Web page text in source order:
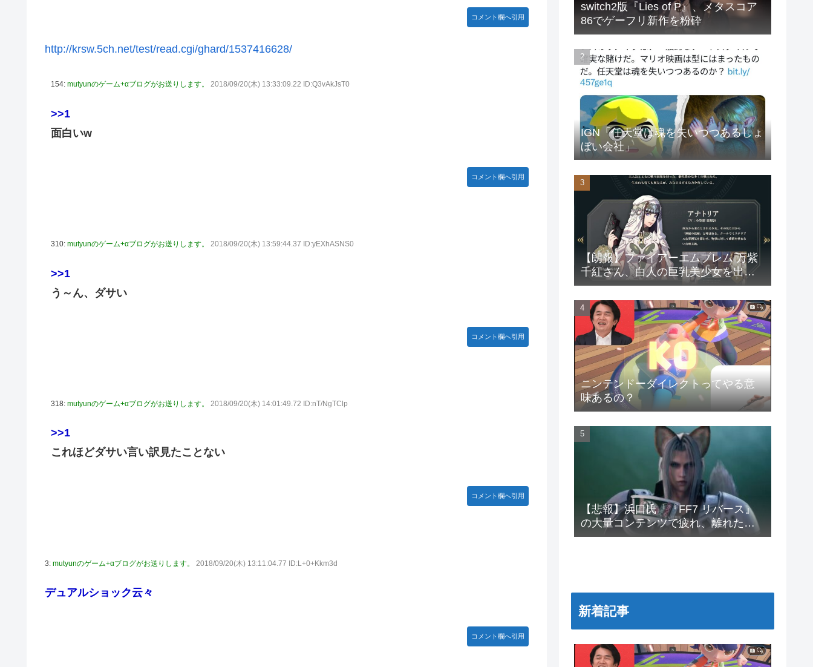
【謎】『ダーク路線のドラクエ12』を発売中止にしないといけなかった理由ってガチでなに？とりあえすだせばいいやん
【デレマス】 紗南「アイドルに似合うポケモン？」
【ウマ娘】海外のファンアートからしか得られない栄養素がある。←「おデジ以外味付けが濃いな…」
か適当に作る感じがしない・・・」「あれがまさに経験値である」
キム・カッファン総合スレ
【海外の反応】海外「日本資本が入った瞬間、魔法がかかったｗ」豪州のセブンイレブンが”日本化”して劇的進化！「おにぎ
10/29の｢MTV VMAJ 2026｣に出演決定！！！【乃木坂46】
青葉坂46、まもなく正式発表か
コメント欄へ引用
http://krsw.5ch.net/test/read.cgi/ghard/1537416628/
154: mutyunのゲーム+αブログがお送りします。 2018/09/20(木) 13:33:09.22 ID:Q3vAkJsT0
>>1
面白いw
コメント欄へ引用
310: mutyunのゲーム+αブログがお送りします。 2018/09/20(木) 13:59:44.37 ID:yEXhASNS0
>>1
う～ん、ダサい
コメント欄へ引用
318: mutyunのゲーム+αブログがお送りします。 2018/09/20(木) 14:01:49.72 ID:nT/NgTClp
>>1
これほどダサい言い訳見たことない
コメント欄へ引用
3: mutyunのゲーム+αブログがお送りします。 2018/09/20(木) 13:11:04.77 ID:L+0+Kkm3d
デュアルショック云々
コメント欄へ引用
switch2版『Lies of P』、メタスコア
86でゲーフリ新作を粉砕
IGN「任天堂は魂を失いつつあるしょ
ぼい会社」
【朗報】ファイアーエムブレム 万紫
千紅さん、白人の巨乳美少女を出し
てしまうwww
ニンテンドーダイレクトってやる意
味あるの？
【悲報】浜口氏「『FF7 リバース』
の大量コンテンツで疲れ、離れたプ
レイヤーいた」
新着記事